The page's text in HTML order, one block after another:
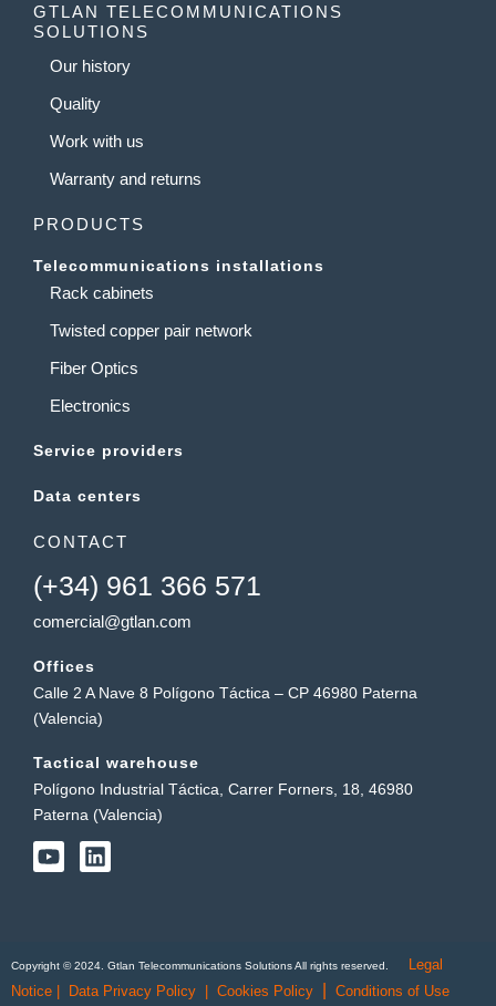
GTLAN TELECOMMUNICATIONS
SOLUTIONS
Our history
Quality
Work with us
Warranty and returns
PRODUCTS
Telecommunications installations
Rack cabinets
Twisted copper pair network
Fiber Optics
Electronics
Service providers
Data centers
CONTACT
(+34) 961 366 571
comercial@gtlan.com
Offices
Calle 2 A Nave 8 Polígono Táctica – CP 46980 Paterna
(Valencia)
Tactical warehouse
Polígono Industrial Táctica, Carrer Forners, 18, 46980
Paterna (Valencia)
Y
o
e
L
i
i
n
Copyright © 2024. Gtlan Telecommunications Solutions All rights reserved. Legal
Notice | Data Privacy Policy | Cookies Policy Conditions of Use